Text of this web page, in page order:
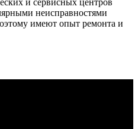
неисправностями
имеют опыт ремонта и